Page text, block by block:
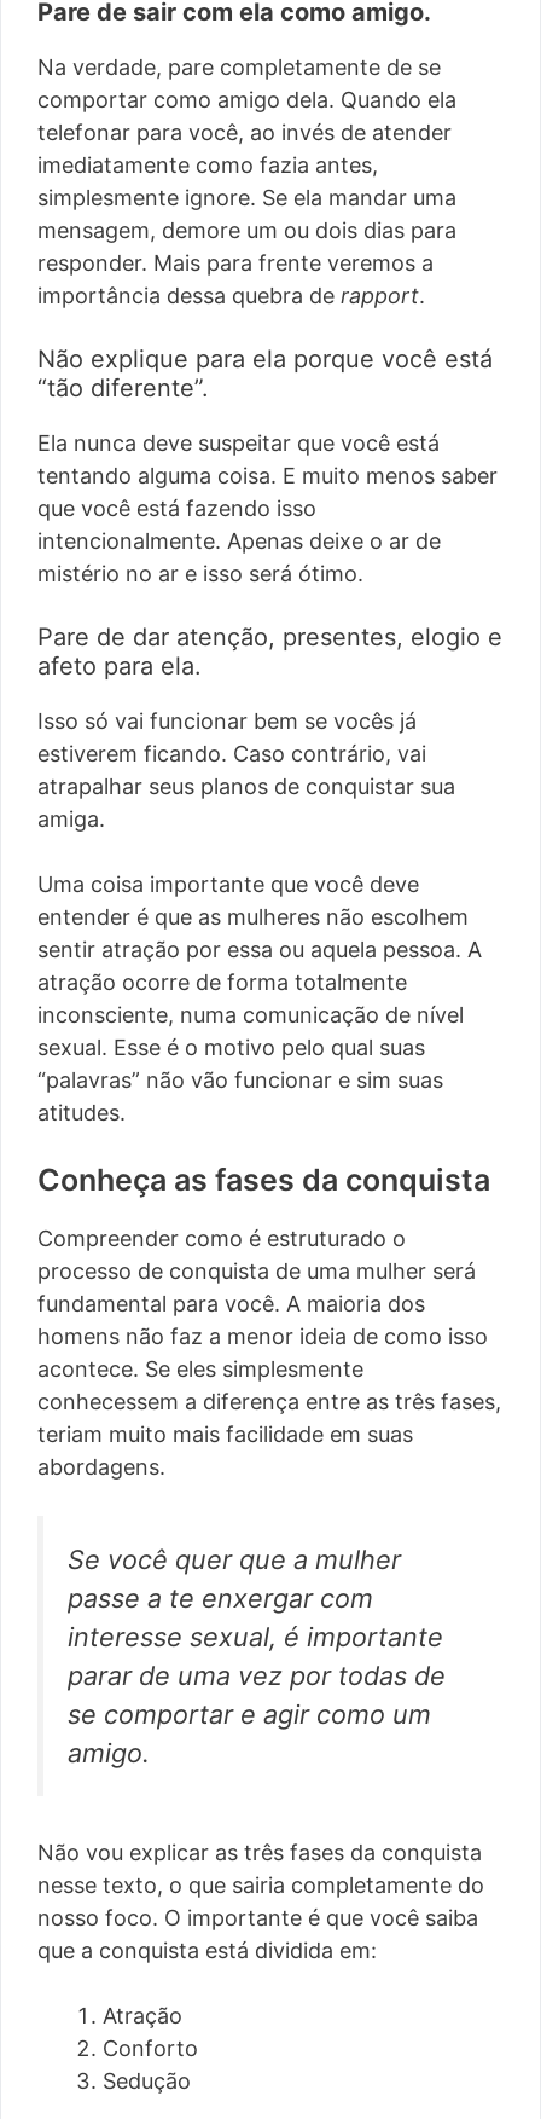
Pare de sair com ela como amigo.
Na verdade, pare completamente de se
comportar como amigo dela. Quando ela
telefonar para você, ao invés de atender
imediatamente como fazia antes,
simplesmente ignore. Se ela mandar uma
mensagem, demore um ou dois dias para
responder. Mais para frente veremos a
importância dessa quebra de rapport.
Não explique para ela porque você está
“tão diferente”.
Ela nunca deve suspeitar que você está
tentando alguma coisa. E muito menos saber
que você está fazendo isso
intencionalmente. Apenas deixe o ar de
mistério no ar e isso será ótimo.
Pare de dar atenção, presentes, elogio e
afeto para ela.
Isso só vai funcionar bem se vocês já
estiverem ficando. Caso contrário, vai
atrapalhar seus planos de conquistar sua
amiga.
Uma coisa importante que você deve
entender é que as mulheres não escolhem
sentir atração por essa ou aquela pessoa. A
atração ocorre de forma totalmente
inconsciente, numa comunicação de nível
sexual. Esse é o motivo pelo qual suas
“palavras” não vão funcionar e sim suas
atitudes.
Conheça as fases da conquista
Compreender como é estruturado o
processo de conquista de uma mulher será
fundamental para você. A maioria dos
homens não faz a menor ideia de como isso
acontece. Se eles simplesmente
conhecessem a diferença entre as três fases,
teriam muito mais facilidade em suas
abordagens.
Se você quer que a mulher
passe a te enxergar com
interesse sexual, é importante
parar de uma vez por todas de
se comportar e agir como um
amigo.
Não vou explicar as três fases da conquista
nesse texto, o que sairia completamente do
nosso foco. O importante é que você saiba
que a conquista está dividida em:
Atração
Conforto
Sedução